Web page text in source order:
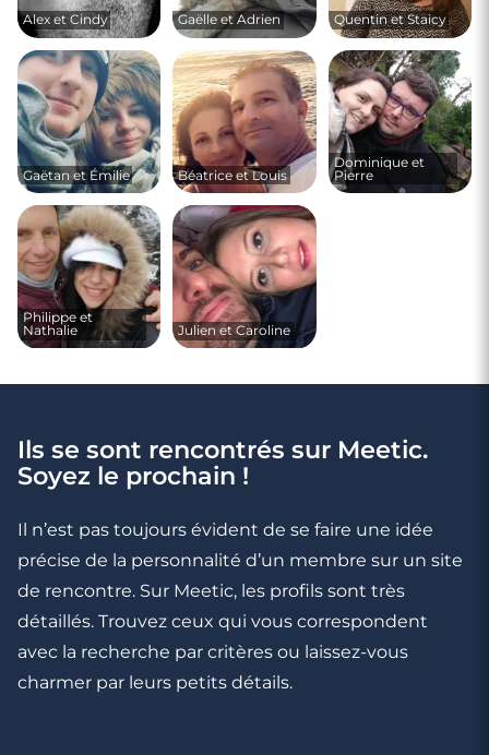
Alex et Cindy Gaëlle et Adrien Quentin et Staicy
Gaëtan et Émilie Béatrice et Louis
Dominique et
Pierre
Philippe et
Nathalie
Julien et Caroline
Ils se sont rencontrés sur Meetic.
Soyez le prochain !
Il n’est pas toujours évident de se faire une idée
précise de la personnalité d’un membre sur un site
de rencontre. Sur Meetic, les profils sont très
détaillés. Trouvez ceux qui vous correspondent
avec la recherche par critères ou laissez-vous
charmer par leurs petits détails.